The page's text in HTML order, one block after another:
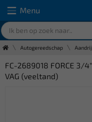
Menu
Autogereedschap
FC-2689018 FORCE 3/
VAG (veeltand)